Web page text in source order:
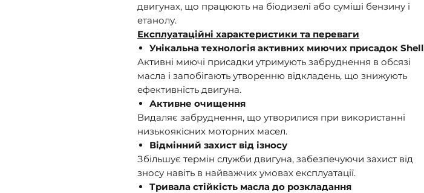
двигунах, що працюють на біодизелі або суміші бензину і
етанолу.
Експлуатаційні характеристики та переваги
Унікальна технологія активних миючих присадок Shell
Активні миючі присадки утримують забруднення в обсязі
масла і запобігають утворенню відкладень, що знижують
ефективність двигуна.
Активне очищення
Видаляє забруднення, що утворилися при використанні
низькоякісних моторних масел.
Відмінний захист від ізносу
Збільшує термін служби двигуна, забезпечуючи захист від
зносу навіть в найважчих умовах експлуатації.
Тривала стійкість масла до розкладання